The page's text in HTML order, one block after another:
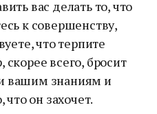
вас делать то, что
к совершенству,
что терпите
всего, бросит
вашим знаниям и
что он захочет.